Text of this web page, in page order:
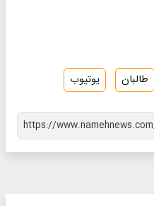
طالبان یوتیوب